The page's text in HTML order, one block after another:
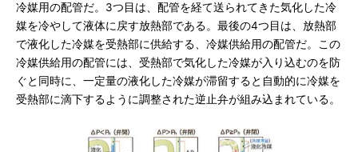
冷媒用の配管だ。3つ目は、配管を経て送られてきた気化した冷
媒を冷やして液体に戻す放熱部である。最後の4つ目は、放熱部
で液化した冷媒を受熱部に供給する、冷媒供給用の配管だ。この
冷媒供給用の配管には、受熱部で気化した冷媒が入り込むのを防
ぐと同時に、一定量の液化した冷媒が滞留すると自動的に冷媒を
受熱部に滴下するように調整された逆止弁が組み込まれている。